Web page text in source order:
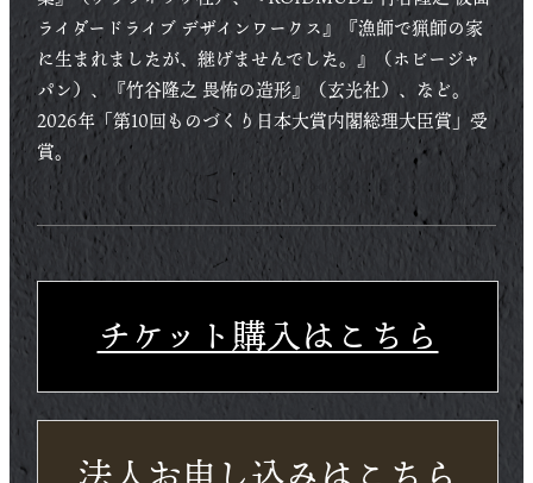
ライダードライブ デザインワークス』『漁師で猟師の家
に生まれましたが、継げませんでした。』（ホビージャ
パン）、『竹谷隆之 畏怖の造形』（玄光社）、など。
2026年「第10回ものづくり日本大賞内閣総理大臣賞」受
賞。
チケット購入はこちら